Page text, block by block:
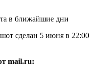
сделан 5 июня в 22:00
mail.ru: